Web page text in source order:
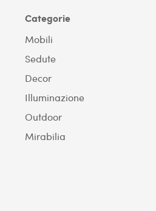
Categorie
Mobili
Sedute
Decor
Illuminazione
Outdoor
Mirabilia